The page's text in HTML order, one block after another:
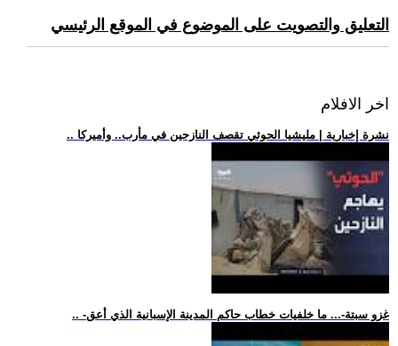
التعليق والتصويت على الموضوع في الموقع الرئيسي
اخر الافلام
.. نشرة إخبارية | مليشيا الحوثي تقصف النازحين في مأرب.. وأميركا
.. -غزو سبتة-... ما خلفيات خطاب حاكم المدينة الإسبانية الذي أعق